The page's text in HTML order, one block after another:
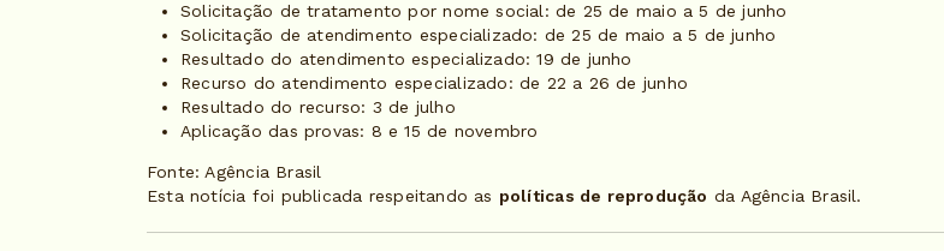
Solicitação de tratamento por nome social: de 25 de maio a 5 de junho
Solicitação de atendimento especializado: de 25 de maio a 5 de junho
Resultado do atendimento especializado: 19 de junho
Recurso do atendimento especializado: de 22 a 26 de junho
Resultado do recurso: 3 de julho
Aplicação das provas: 8 e 15 de novembro
Fonte: Agência Brasil
Esta notícia foi publicada respeitando as políticas de reprodução da Agência Brasil.